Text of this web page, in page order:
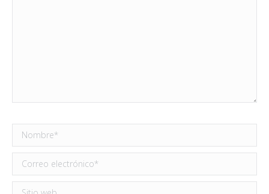
Nombre *
Correo electrónico *
Sitio web